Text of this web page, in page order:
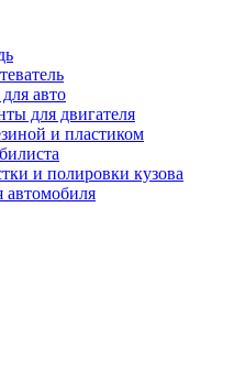
авто
для двигателя
и пластиком
и полировки кузова
автомобиля